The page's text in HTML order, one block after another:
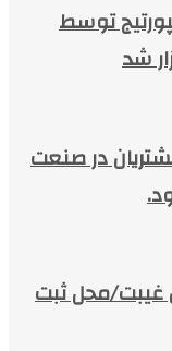
توسط
شد
در صنعت
سربازان با ۸ سال غیبت/محل ثبت